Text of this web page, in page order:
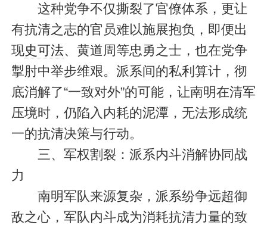
这种党争不仅撕裂了官僚体系，更让
有抗清之志的官员难以施展抱负，即便出
现史可法、黄道周等忠勇之士，也在党争
掣肘中举步维艰。派系间的私利算计，彻
底消解了“一致对外”的可能，让南明在清军
压境时，仍陷入内耗的泥潭，无法形成统
一的抗清决策与行动。
三、军权割裂：派系内斗消解协同战
力
南明军队来源复杂，派系纷争远超御
敌之心，军队内斗成为消耗抗清力量的致